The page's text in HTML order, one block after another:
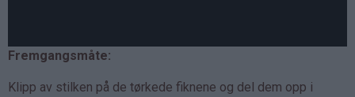
Fremgangsmåte:
Klipp av stilken på de tørkede fiknene og del dem opp i